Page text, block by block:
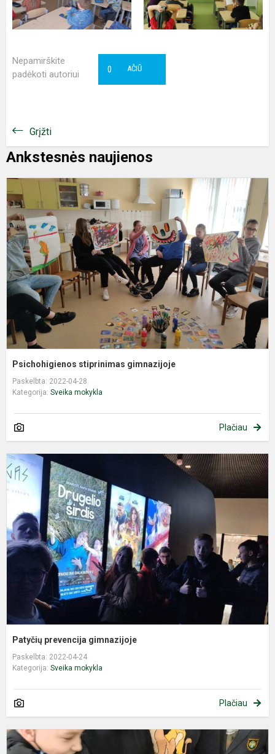
Nepamirškite
padėkoti autoriui
AČIŪ
0
Grįžti
Ankstesnės naujienos
Psichohigienos stiprinimas gimnazijoje
Paskelbta: 2022-04-28
Kategorija: Sveika mokykla
Plačiau
Patyčių prevencija gimnazijoje
Paskelbta: 2022-04-24
Kategorija: Sveika mokykla
Plačiau